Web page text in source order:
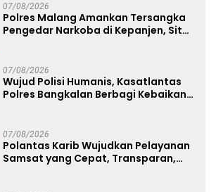
07/08/2026
Polres Malang Amankan Tersangka
Pengedar Narkoba di Kepanjen, Sita
07/08/2026
Wujud Polisi Humanis, Kasatlantas
Polres Bangkalan Berbagi Kebaikan
07/08/2026
Polantas Karib Wujudkan Pelayanan
Samsat yang Cepat, Transparan,